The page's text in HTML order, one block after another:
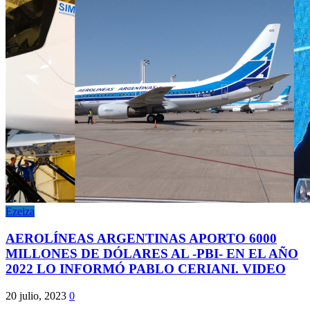
Ezeiza
AEROLÍNEAS ARGENTINAS APORTO 6000
MILLONES DE DÓLARES AL -PBI- EN EL AÑO
2022 LO INFORMÓ PABLO CERIANI. VIDEO
20 julio, 2023 0